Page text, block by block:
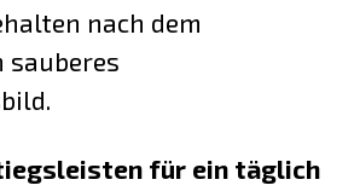
nach dem
sauberes
für ein täglich